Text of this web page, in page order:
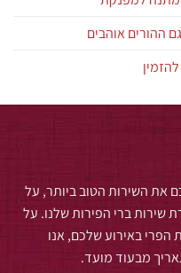
ההורים אוהבים
את השירות הטוב ביותר, על
שירות ברי הפירות שלנו. על
הפרי באירוע שלכם, אנו
מבעוד מועד.